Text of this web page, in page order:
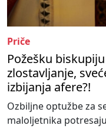
Priče
Požešku
zlostavljanje,
izbijanja afere?!
Ozbiljne optužbe za
maloljetnika